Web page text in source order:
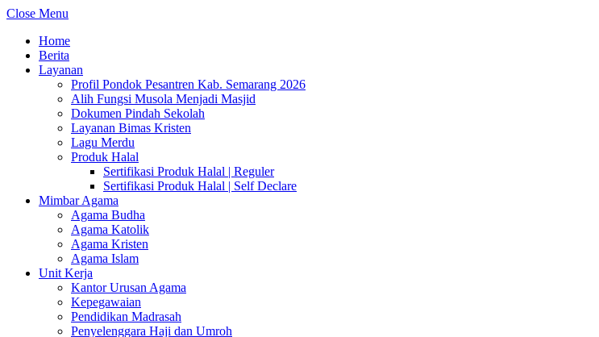
Close Menu
Home
Berita
Layanan
Profil Pondok Pesantren Kab. Semarang 2026
Alih Fungsi Musola Menjadi Masjid
Dokumen Pindah Sekolah
Layanan Bimas Kristen
Lagu Merdu
Produk Halal
Sertifikasi Produk Halal | Reguler
Sertifikasi Produk Halal | Self Declare
Mimbar Agama
Agama Budha
Agama Katolik
Agama Kristen
Agama Islam
Unit Kerja
Kantor Urusan Agama
Kepegawaian
Pendidikan Madrasah
Penyelenggara Haji dan Umroh